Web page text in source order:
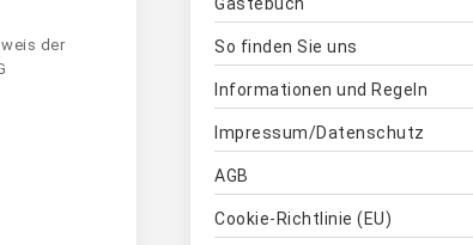
der
So finden Sie uns
Informationen und Regeln
Impressum/Datenschutz
AGB
Cookie-Richtlinie (EU)